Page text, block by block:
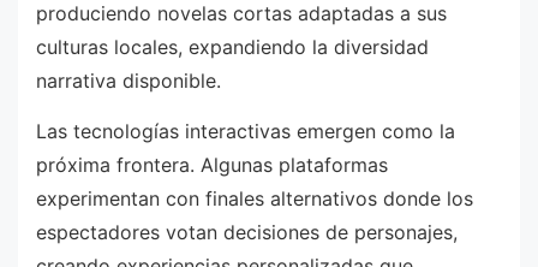
produciendo novelas cortas adaptadas a sus
culturas locales, expandiendo la diversidad
narrativa disponible.
Las tecnologías interactivas emergen como la
próxima frontera. Algunas plataformas
experimentan con finales alternativos donde los
espectadores votan decisiones de personajes,